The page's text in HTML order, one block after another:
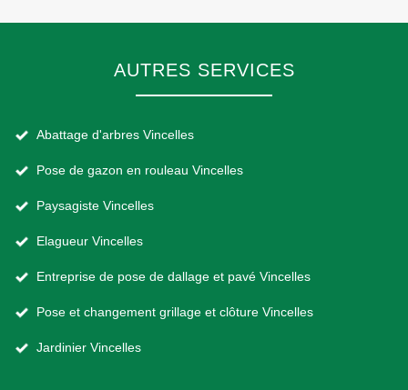
AUTRES SERVICES
Abattage d'arbres Vincelles
Pose de gazon en rouleau Vincelles
Paysagiste Vincelles
Elagueur Vincelles
Entreprise de pose de dallage et pavé Vincelles
Pose et changement grillage et clôture Vincelles
Jardinier Vincelles